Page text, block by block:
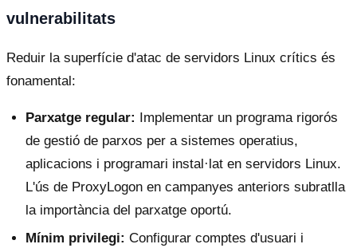
vulnerabilitats
Reduir la superfície d'atac de servidors Linux crítics és
fonamental:
Parxatge regular: Implementar un programa rigorós
de gestió de parxos per a sistemes operatius,
aplicacions i programari instal·lat en servidors Linux.
L'ús de ProxyLogon en campanyes anteriors subratlla
la importància del parxatge oportú.
Mínim privilegi: Configurar comptes d'usuari i